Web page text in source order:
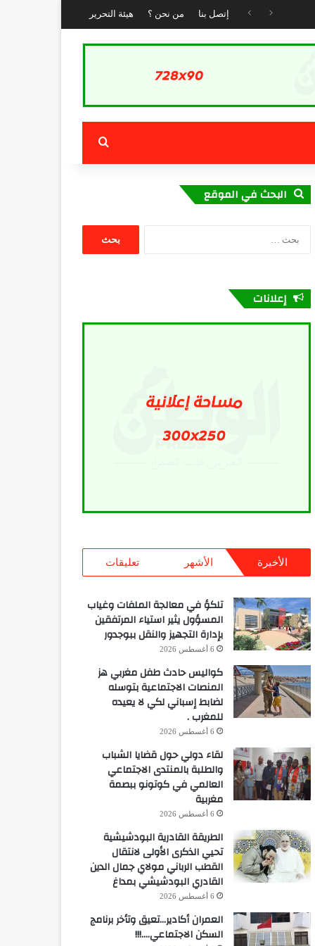
إتصل بنا من نحن ؟ هيئة التحرير
بحث عن
البحث في الموقع
إعلانات
الأخيرة الأشهر تعليقات
تلكؤ في معالجة الملفات وغياب
المسؤول يثير استياء المرتفقين
بإدارة التجهيز والنقل ببوجدور
6 أغسطس 2026
كواليس حادث طفل مغربي هز
المنصات الاجتماعية بتوسله
لضابط إسباني لكي لا يعيده
للمغرب .
6 أغسطس 2026
لقاء دولي حول قضايا الشباب
والطلبة بالمنتدى الاجتماعي
العالمي في كوتونو ببصمة
مغربية
6 أغسطس 2026
الطريقة القادرية البودشيشية
تحيي الذكرى الأولى لانتقال
القطب الرباني مولاي جمال الدين
القادري البودشيشي بمداغ
6 أغسطس 2026
العمران أكادير…تعيق وتأخر برنامج
السكن الاجتماعي….!!!